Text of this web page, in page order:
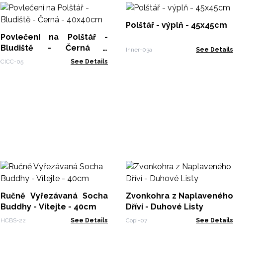
Povlečení na Polštář -
Bludiště - Černá -
40x40cm
CICC-05 See Details
Polštář - výplň - 45x45cm
Inner-03a See Details
Ručně Vyřezávaná Socha
Buddhy - Vítejte - 40cm
HCBS-22 See Details
Zvonkohra z Naplaveného
Dříví - Duhové Listy
Copi-07 See Details